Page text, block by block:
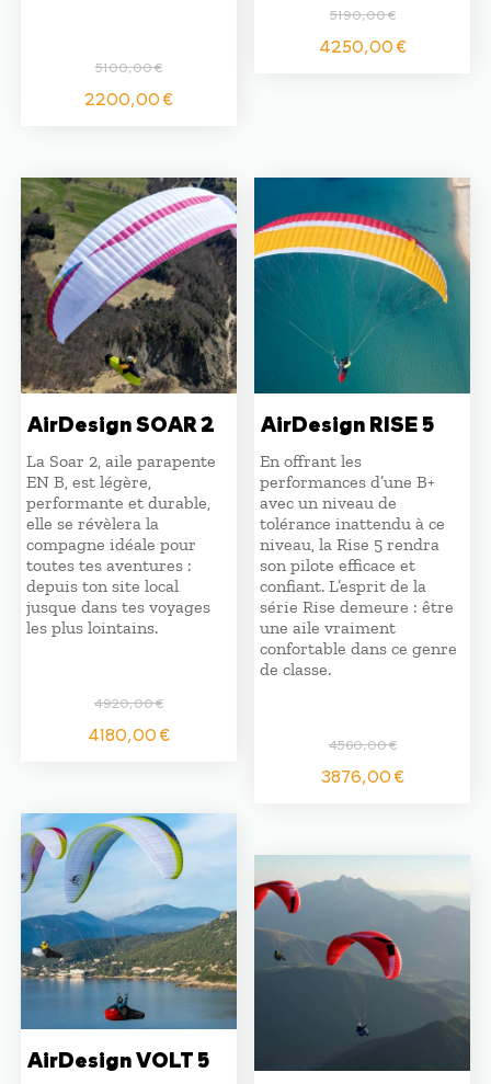
5100,00€
Le
5100,00 €.
2200,00€Le
2200,00 €.
5190,00€
Le
4250,00€Le
AirDesign SOAR 2
La Soar 2, aile parapente
EN B, est légère,
performante et durable,
elle se révèlera la
compagne idéale pour
toutes tes aventures :
depuis ton site local
jusque dans tes voyages
les plus lointains.
4920,00€
Le
prix
4920,00 €.
4180,00€Le
4180,00 €.
AirDesign RISE 5
En offrant les
performances d’une B+
avec un niveau de
tolérance inattendu à ce
niveau, la Rise 5 rendra
son pilote efficace et
confiant. L’esprit de la
série Rise demeure : être
une aile vraiment
confortable dans ce genre
de classe.
4560,00€
Le
4560,00 €.
3876,00€Le
AirDesign VOLT 5